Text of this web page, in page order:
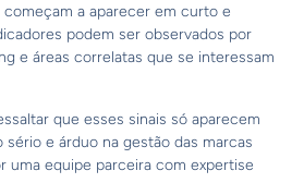
começam a aparecer em curto e
podem ser observados por
e áreas correlatas que se interessam
que esses sinais só aparecem
sério e árduo na gestão das marcas
uma equipe parceira com expertise